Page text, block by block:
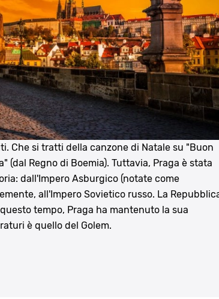
Che si tratti della canzone di Natale su "Buon
(dal Regno di Boemia). Tuttavia, Praga è stata
dall'Impero Asburgico (notate come
all'Impero Sovietico russo. La
tempo, Praga ha mantenuto la sua
è quello del Golem.